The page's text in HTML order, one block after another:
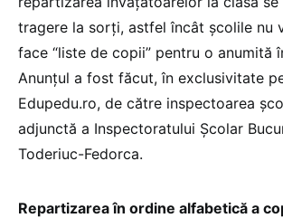
tragere la sorți, astfel încât școlile nu
face “liste de copii” pentru o anumită
Anunțul a fost făcut, în exclusivitate
Edupedu.ro, de către inspectoarea
adjunctă a Inspectoratului Școlar
Toderiuc-Fedorca.
Repartizarea în ordine alfabetică a